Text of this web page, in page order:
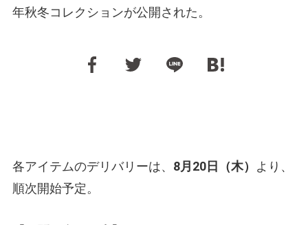
年秋冬コレクションが公開された。
各アイテムのデリバリーは、 8月20日（木） より、
順次開始予定。